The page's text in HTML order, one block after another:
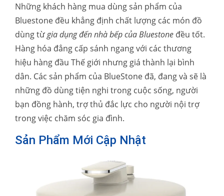
Những khách hàng mua dùng sản phẩm của
Bluestone đều khẳng định chất lượng các món đồ
dùng từgia dụng đến nhà bếp của Bluestone đều tốt.
Hàng hóa đẳng cấp sánh ngang với các thương
hiệu hàng đầu Thế giới nhưng giá thành lại bình
dân. Các sản phẩm của BlueStone đã, đang và sẽ là
những đồ dùng tiện nghi trong cuộc sống, người
bạn đồng hành, trợ thủ đắc lực cho người nội trợ
trong việc chăm sóc gia đình.
Sản Phẩm Mới Cập Nhật